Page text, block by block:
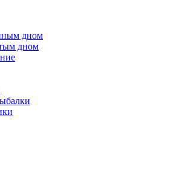
дном
дном